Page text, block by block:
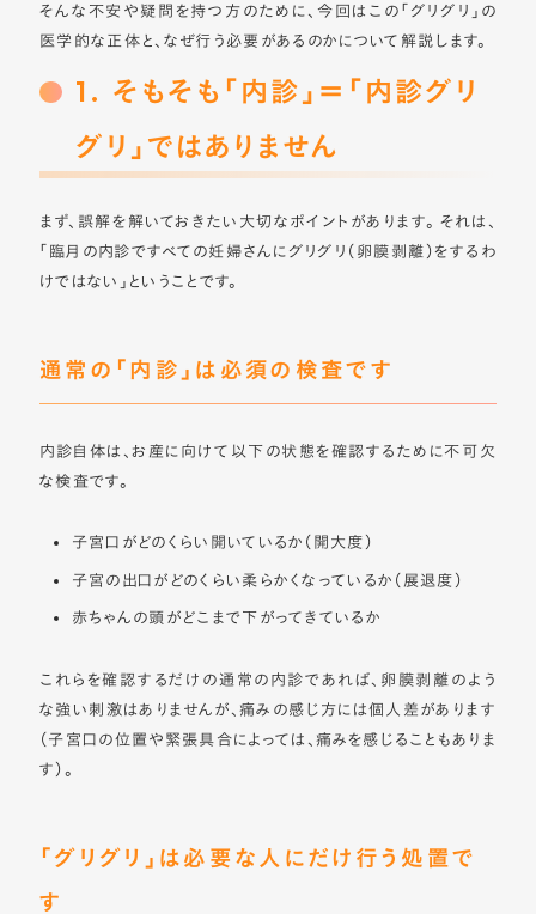
そんな不安や疑問を持つ方のために、今回はこの「グリグリ」の
医学的な正体と、なぜ行う必要があるのかについて解説します。
1. そもそも「内診」＝「内診グリ
グリ」ではありません
まず、誤解を解いておきたい大切なポイントがあります。 それは、
「臨月の内診ですべての妊婦さんにグリグリ（卵膜剥離）をするわ
けではない」ということです。
通常の「内診」は必須の検査です
内診自体は、お産に向けて以下の状態を確認するために不可欠
な検査です。
子宮口がどのくらい開いているか（開大度）
子宮の出口がどのくらい柔らかくなっているか（展退度）
赤ちゃんの頭がどこまで下がってきているか
これらを確認するだけの通常の内診であれば、卵膜剥離のよう
な強い刺激はありませんが、痛みの感じ方には個人差があります
（子宮口の位置や緊張具合によっては、痛みを感じることもありま
す）。
「グリグリ」は必要な人にだけ行う処置で
す